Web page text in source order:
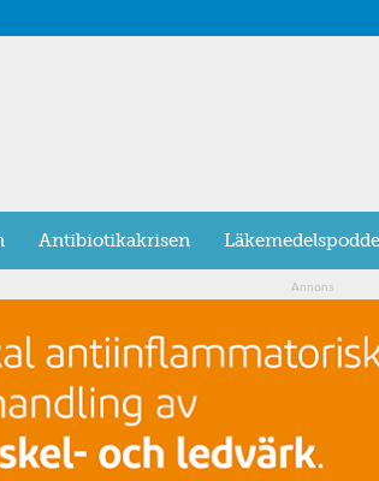
Antibiotikakrisen
Annons